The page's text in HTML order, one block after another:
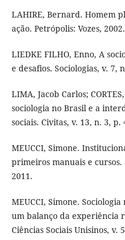
LAHIRE, Bernard. Homem
ação. Petrópolis: Vozes, 2002.
LIEDKE FILHO, Enno, A
e desafios. Sociologias, v. 7,
LIMA, Jacob Carlos;
sociologia no Brasil e a
sociais. Civitas, v. 13, n. 3, p.
MEUCCI, Simone.
primeiros manuais e cursos.
2011.
MEUCCI, Simone.
um balanço da experiência
Ciências Sociais Unisinos, v.